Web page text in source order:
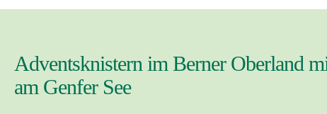
Adventsknistern im Berner Oberland
am Genfer See